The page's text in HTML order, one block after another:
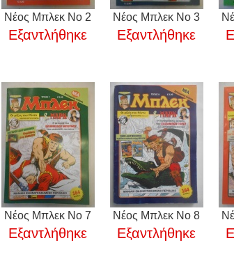
Νέος Μπλεκ Νο 2
Εξαντλήθηκε
Νέος Μπλεκ Νο 3
Εξαντλήθηκε
Νέος Μπλεκ Νο 7
Εξαντλήθηκε
Νέος Μπλεκ Νο 8
Εξαντλήθηκε